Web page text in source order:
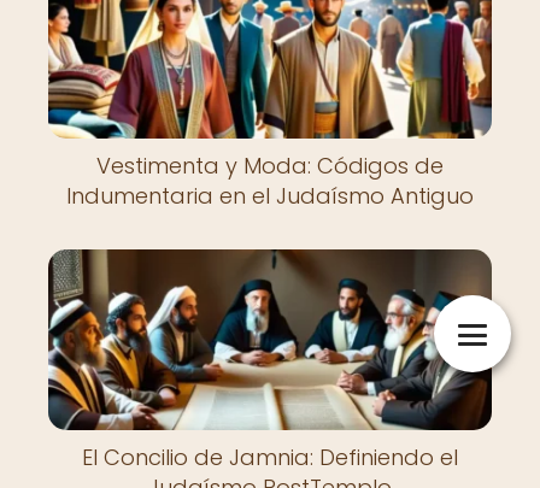
Vestimenta y Moda: Códigos de
Indumentaria en el Judaísmo Antiguo
El Concilio de Jamnia: Definiendo el